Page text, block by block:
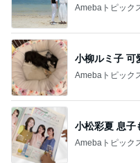
Amebaトピック
小柳ルミ子 可
Amebaトピック
小松彩夏 息子
Amebaトピック